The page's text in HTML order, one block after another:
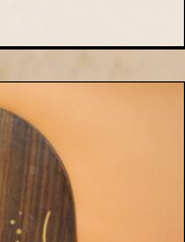
des
Messing- und